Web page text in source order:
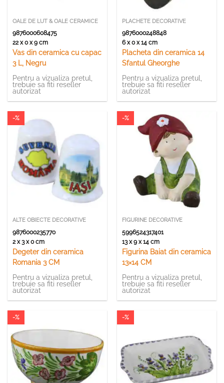
OALE DE LUT & OALE CERAMICE
9876000608475
22 x 0 x 9 cm
Vas din ceramica cu capac
3 L, Negru
Pentru a vizualiza pretul,
trebuie sa fiti reseller
autorizat
PLACHETE DECORATIVE
9876000248848
6 x 0 x 14 cm
Placheta din ceramica 14
Sfantul Gheorghe
Pentru a vizualiza pretul,
trebuie sa fiti reseller
autorizat
-%
ALTE OBIECTE DECORATIVE
9876000235770
2 x 3 x 0 cm
Degeter din ceramica
Romania 3 CM
Pentru a vizualiza pretul,
trebuie sa fiti reseller
autorizat
-%
FIGURINE DECORATIVE
5996524317401
13 x 9 x 14 cm
Figurina Baiat din ceramica
13×14 CM
Pentru a vizualiza pretul,
trebuie sa fiti reseller
autorizat
-% -%